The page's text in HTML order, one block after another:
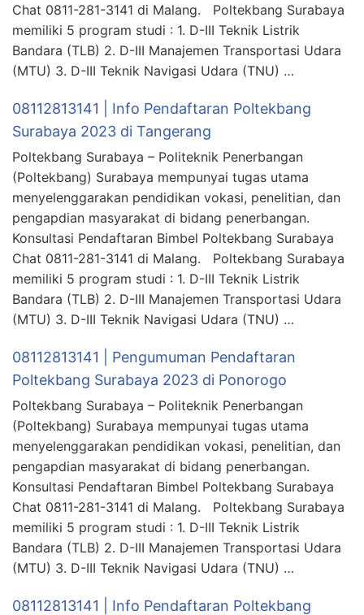
Chat 0811-281-3141 di Malang. Poltekbang Surabaya
memiliki 5 program studi : 1. D-III Teknik Listrik
Bandara (TLB) 2. D-III Manajemen Transportasi Udara
(MTU) 3. D-III Teknik Navigasi Udara (TNU) …
08112813141 | Info Pendaftaran Poltekbang
Surabaya 2023 di Tangerang
Poltekbang Surabaya – Politeknik Penerbangan
(Poltekbang) Surabaya mempunyai tugas utama
menyelenggarakan pendidikan vokasi, penelitian, dan
pengapdian masyarakat di bidang penerbangan.
Konsultasi Pendaftaran Bimbel Poltekbang Surabaya
Chat 0811-281-3141 di Malang. Poltekbang Surabaya
memiliki 5 program studi : 1. D-III Teknik Listrik
Bandara (TLB) 2. D-III Manajemen Transportasi Udara
(MTU) 3. D-III Teknik Navigasi Udara (TNU) …
08112813141 | Pengumuman Pendaftaran
Poltekbang Surabaya 2023 di Ponorogo
Poltekbang Surabaya – Politeknik Penerbangan
(Poltekbang) Surabaya mempunyai tugas utama
menyelenggarakan pendidikan vokasi, penelitian, dan
pengapdian masyarakat di bidang penerbangan.
Konsultasi Pendaftaran Bimbel Poltekbang Surabaya
Chat 0811-281-3141 di Malang. Poltekbang Surabaya
memiliki 5 program studi : 1. D-III Teknik Listrik
Bandara (TLB) 2. D-III Manajemen Transportasi Udara
(MTU) 3. D-III Teknik Navigasi Udara (TNU) …
08112813141 | Info Pendaftaran Poltekbang